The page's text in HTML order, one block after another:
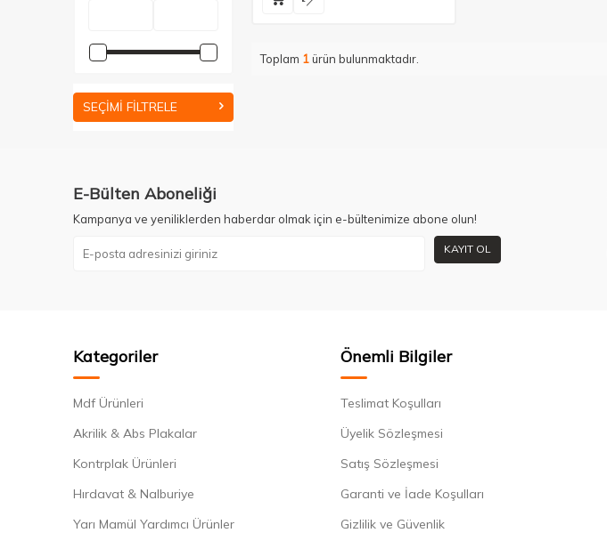
SEÇIMI FILTRELE
Toplam 1ürün bulunmaktadır.
E-Bülten Aboneliği
Kampanya ve yeniliklerden haberdar olmak için e-bültenimize abone olun!
KAYIT OL
Kategoriler
Mdf Ürünleri
Akrilik & Abs Plakalar
Kontrplak Ürünleri
Hırdavat & Nalburiye
Yarı Mamül Yardımcı Ürünler
Önemli Bilgiler
Teslimat Koşulları
Üyelik Sözleşmesi
Satış Sözleşmesi
Garanti ve İade Koşulları
Gizlilik ve Güvenlik